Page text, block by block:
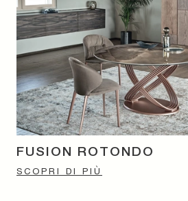
FUSION ROTONDO
SCOPRI DI PIÙ